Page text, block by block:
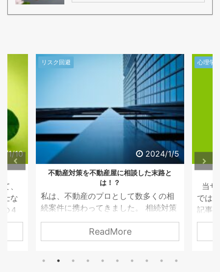
1/5
路と
の相
策
数多
ませ
心理学
2023/10/31
性格診断で営業力が向上する話
当サイト「不動産営業のつくりかた」
では、心理学を使った接客についての
記事をいくつかご紹介してきました。
私自身、心理学での性格診断を使い始
めてから、様々なシーンで役立ってお
した。 これまでは、ご自身で心理学を
ReadMore
体験談
資
試験
てい
調管
し、